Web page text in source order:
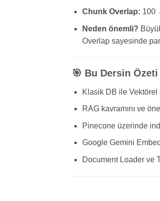
Chunk Overlap: 100
Neden önemli?
Overlap sayesinde
🎯 Bu Dersin Özeti
Klasik DB ile Vektörel
RAG kavramını ve
Pinecone üzerinde
Google Gemini
Document Loader ve